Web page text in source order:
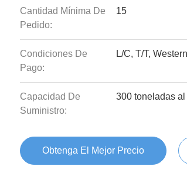
Cantidad Mínima De
Pedido:
15
Condiciones De
Pago:
L/C, T/T,
Capacidad De
Suministro:
300 toneladas al
Obtenga El Mejor Precio